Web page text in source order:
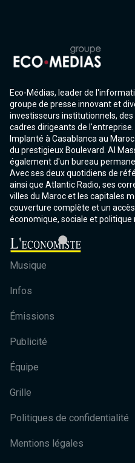
Eco-Médias, leader de
groupe de presse innovant et
investisseurs institutionnels,
cadres dirigeants de l'entreprise.
Implanté à Casablanca au
du prestigieux Boulevard. Al
également d'un bureau
Avec ses deux quotidiens de
ainsi que Atlantic Radio, ses
villes du Maroc et les capitales
couverture complète et un
économique, sociale et
Musique
Infos
Émissions
Publicité
Équipe
Grille
Politiques de confidentialité
Mentions légales